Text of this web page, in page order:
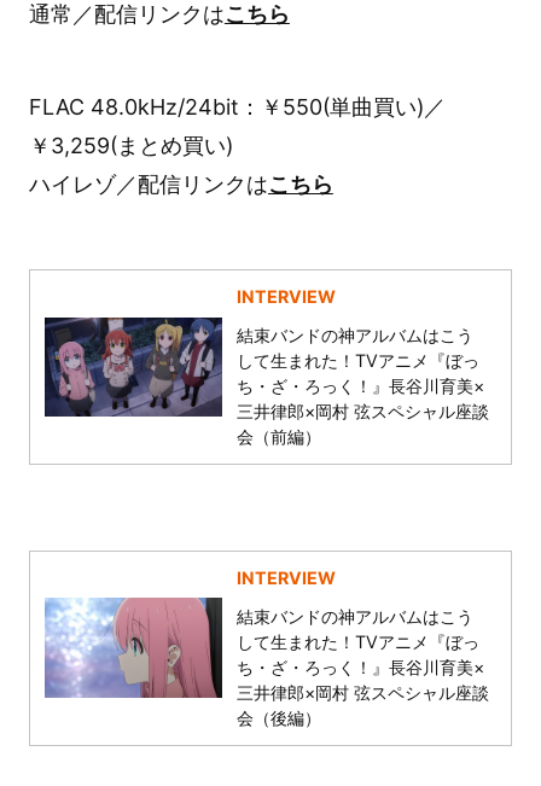
通常／配信リンクはこちら
FLAC 48.0kHz/24bit：￥550(単曲買い)／
￥3,259(まとめ買い)
ハイレゾ／配信リンクはこちら
INTERVIEW
結束バンドの神アルバムはこう
して生まれた！TVアニメ『ぼっ
ち・ざ・ろっく！』長谷川育美×
三井律郎×岡村 弦スペシャル座談
会（前編）
INTERVIEW
結束バンドの神アルバムはこう
して生まれた！TVアニメ『ぼっ
ち・ざ・ろっく！』長谷川育美×
三井律郎×岡村 弦スペシャル座談
会（後編）